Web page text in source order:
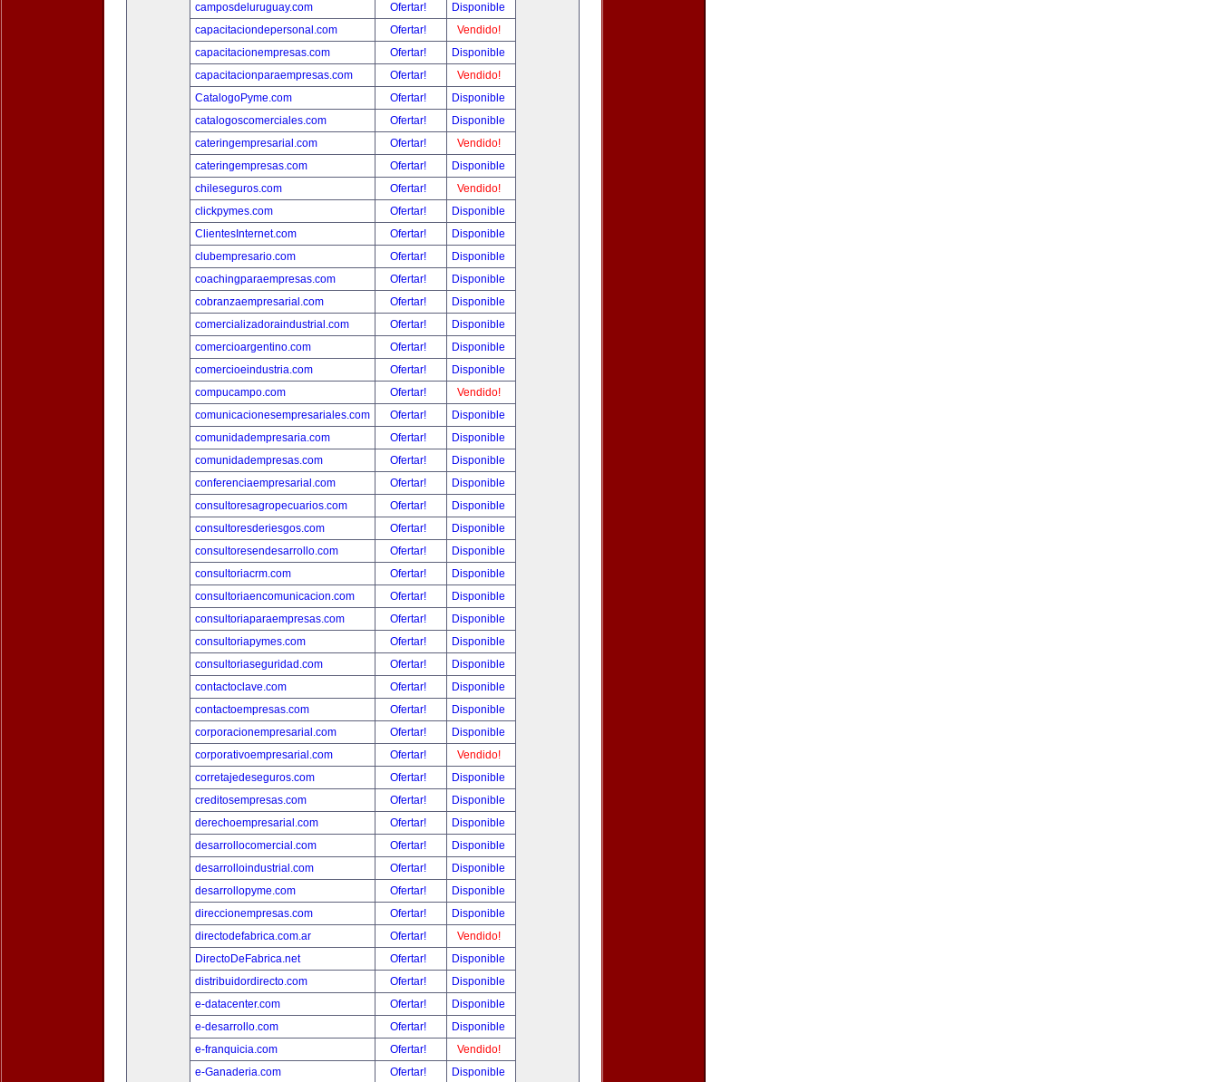
camposdeluruguay.com
Ofertar!
Disponible
capacitaciondepersonal.com
Ofertar!
Vendido!
capacitacionempresas.com
Ofertar!
Disponible
capacitacionparaempresas.com
Ofertar!
Vendido!
CatalogoPyme.com
Ofertar!
Disponible
catalogoscomerciales.com
Ofertar!
Disponible
cateringempresarial.com
Ofertar!
Vendido!
cateringempresas.com
Ofertar!
Disponible
chileseguros.com
Ofertar!
Vendido!
clickpymes.com
Ofertar!
Disponible
ClientesInternet.com
Ofertar!
Disponible
clubempresario.com
Ofertar!
Disponible
coachingparaempresas.com
Ofertar!
Disponible
cobranzaempresarial.com
Ofertar!
Disponible
comercializadoraindustrial.com
Ofertar!
Disponible
comercioargentino.com
Ofertar!
Disponible
comercioeindustria.com
Ofertar!
Disponible
compucampo.com
Ofertar!
Vendido!
comunicacionesempresariales.com
Ofertar!
Disponible
comunidadempresaria.com
Ofertar!
Disponible
comunidadempresas.com
Ofertar!
Disponible
conferenciaempresarial.com
Ofertar!
Disponible
consultoresagropecuarios.com
Ofertar!
Disponible
consultoresderiesgos.com
Ofertar!
Disponible
consultoresendesarrollo.com
Ofertar!
Disponible
consultoriacrm.com
Ofertar!
Disponible
consultoriaencomunicacion.com
Ofertar!
Disponible
consultoriaparaempresas.com
Ofertar!
Disponible
consultoriapymes.com
Ofertar!
Disponible
consultoriaseguridad.com
Ofertar!
Disponible
contactoclave.com
Ofertar!
Disponible
contactoempresas.com
Ofertar!
Disponible
corporacionempresarial.com
Ofertar!
Disponible
corporativoempresarial.com
Ofertar!
Vendido!
corretajedeseguros.com
Ofertar!
Disponible
creditosempresas.com
Ofertar!
Disponible
derechoempresarial.com
Ofertar!
Disponible
desarrollocomercial.com
Ofertar!
Disponible
desarrolloindustrial.com
Ofertar!
Disponible
desarrollopyme.com
Ofertar!
Disponible
direccionempresas.com
Ofertar!
Disponible
directodefabrica.com.ar
Ofertar!
Vendido!
DirectoDeFabrica.net
Ofertar!
Disponible
distribuidordirecto.com
Ofertar!
Disponible
e-datacenter.com
Ofertar!
Disponible
e-desarrollo.com
Ofertar!
Disponible
e-franquicia.com
Ofertar!
Vendido!
e-Ganaderia.com
Ofertar! Disponible